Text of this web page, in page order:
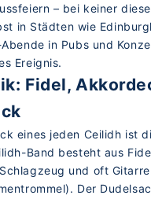
– bei keiner
in Städten wie
in Pubs und
Ereignis.
Fidel,
eines jeden Ceilidh ist
Band besteht aus
und oft
Der